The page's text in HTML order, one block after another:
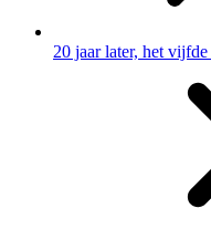
20 jaar later, het